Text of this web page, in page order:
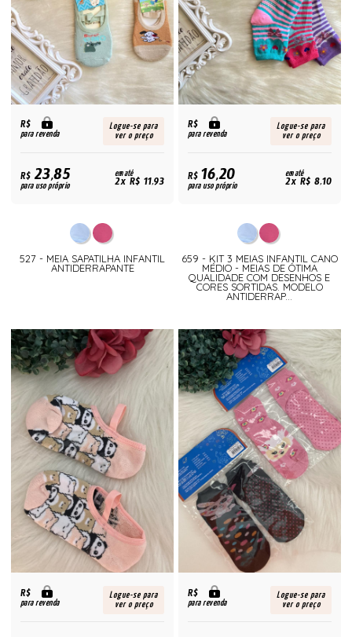
R$
para revenda
Logue-se para
ver o preço
R$23,85
para uso próprio
em até
2x R$ 11,93
527 - MEIA SAPATILHA INFANTIL
ANTIDERRAPANTE
R$
para revenda
Logue-se para
ver o preço
R$16,20
para uso próprio
em até
2x R$ 8,10
659 - KIT 3 MEIAS INFANTIL CANO
MÉDIO - MEIAS DE ÓTIMA
QUALIDADE COM DESENHOS E
CORES SORTIDAS. MODELO
ANTIDERRAP...
R$
para revenda
Logue-se para
ver o preço
R$
para revenda
Logue-se para
ver o preço